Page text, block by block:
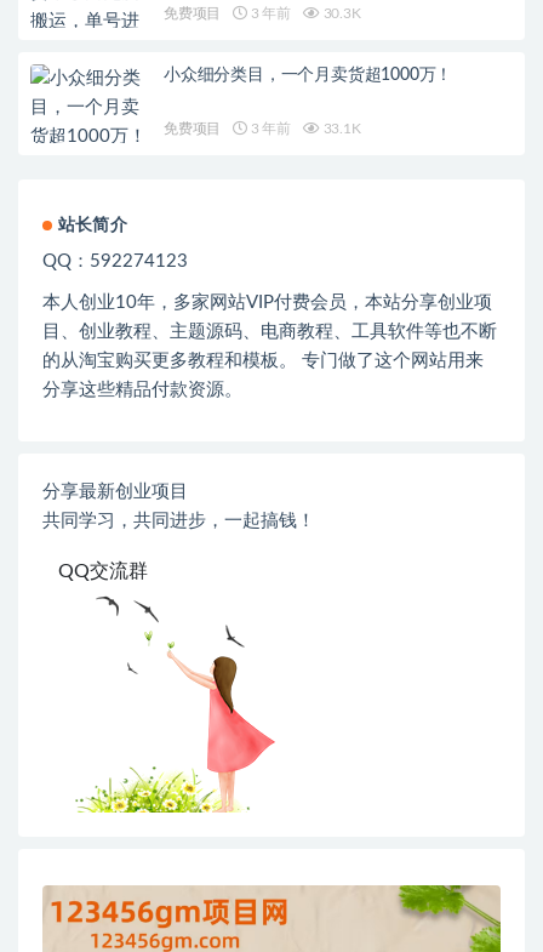
免费项目 3 年前 30.3K
小众细分类目，一个月卖货超1000万！
免费项目 3 年前 33.1K
站长简介
QQ：592274123
本人创业10年，多家网站VIP付费会员，本站分享创业项
目、创业教程、主题源码、电商教程、工具软件等也不断
的从淘宝购买更多教程和模板。 专门做了这个网站用来
分享这些精品付款资源。
分享最新创业项目
共同学习，共同进步，一起搞钱！
QQ交流群